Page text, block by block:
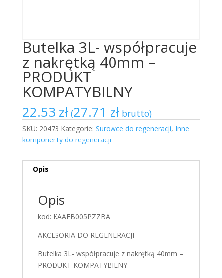
Butelka 3L- współpracuje
z nakrętką 40mm –
PRODUKT
KOMPATYBILNY
22.53 zł (27.71 złbrutto)
SKU: 20473 Kategorie: Surowce do regeneracji, Inne
komponenty do regeneracji
Opis
Opis
kod: KAAEB005PZZBA
AKCESORIA DO REGENERACJI
Butelka 3L- współpracuje z nakrętką 40mm –
PRODUKT KOMPATYBILNY